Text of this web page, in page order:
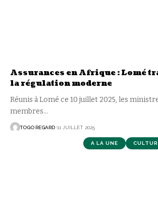
Assurances en Afrique : Lomé
la régulation moderne
Réunis à Lomé ce 10 juillet 2025, les
membres…
TOGO REGARD 11 JUILLET 2025
A LA UNE